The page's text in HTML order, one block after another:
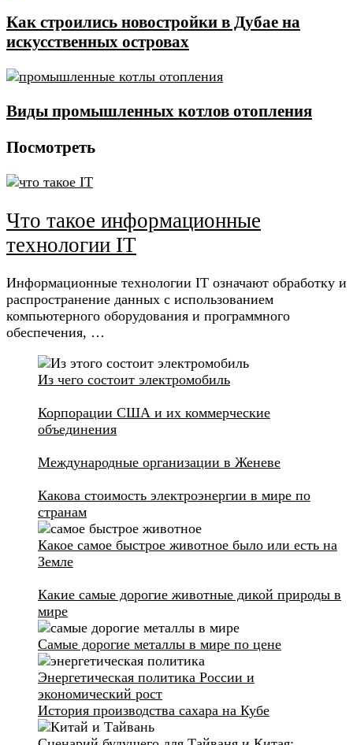
Как строились новостройки в Дубае на
искусственных островах
Виды промышленных котлов отопления
Посмотреть
Что такое информационные
технологии IT
Информационные технологии IT означают обработку и
распространение данных с использованием
компьютерного оборудования и программного
обеспечения, …
Из чего состоит электромобиль
Корпорации США и их коммерческие
объединения
Международные организации в Женеве
Какова стоимость электроэнергии в мире по
странам
Какое самое быстрое животное было или есть на
Земле
Какие самые дорогие животные дикой природы в
мире
Самые дорогие металлы в мире по цене
Энергетическая политика России и
экономический рост
История производства сахара на Кубе